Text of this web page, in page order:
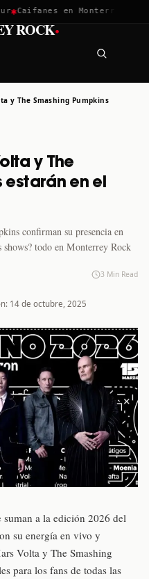
Caifanes en Monterrey · 12
ROCK·
y The Smashing Pumpkins
y The
estarán en el
confirman su presencia en
todo en Monterrey Rock
3 Min Read
14 de octubre, 2025
a la edición 2026 del
su energía en vivo y
Volta y The Smashing
para los fans de todas las